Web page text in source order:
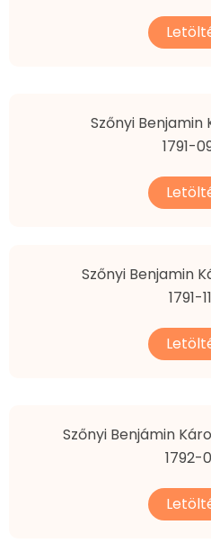
Szőnyi Benjamin
1791-
Szőnyi Benjamin
1791-
Szőnyi Benjámin
1792-